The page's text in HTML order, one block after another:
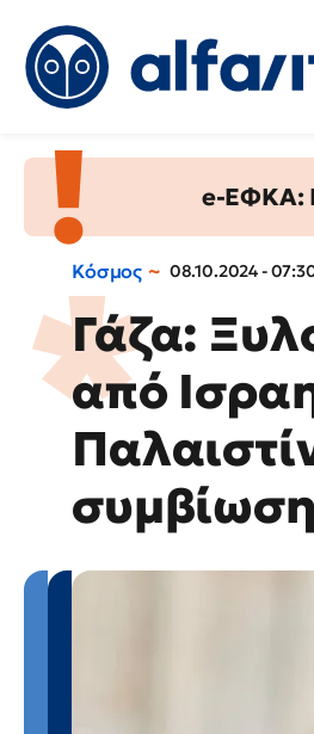
e-ΕΦΚΑ:
Κόσμος 08.10.2024 -
Γάζα:
από